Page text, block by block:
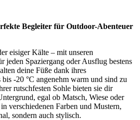
Begleiter für Outdoor-Abenteuer
eisiger Kälte – mit unseren
jeden Spaziergang oder Ausflug bestens
deine Füße dank ihres
-20 °C angenehm warm und sind zu
rutschfesten Sohle bieten sie dir
egal ob Matsch, Wiese oder
verschiedenen Farben und Mustern,
sondern auch stylisch.